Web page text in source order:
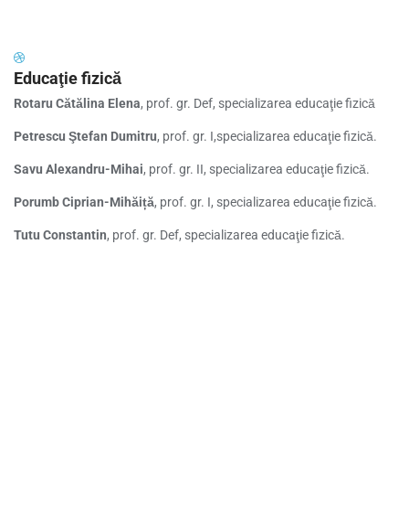
Educaţie fizică
Rotaru Cătălina Elena, prof. gr. Def, specializarea educaţie fizică
Petrescu Ştefan Dumitru, prof. gr. I,specializarea educaţie fizică.
Savu Alexandru-Mihai, prof. gr. II, specializarea educaţie fizică.
Porumb Ciprian-Mihăiță, prof. gr. I, specializarea educaţie fizică.
Tutu Constantin, prof. gr. Def, specializarea educaţie fizică.